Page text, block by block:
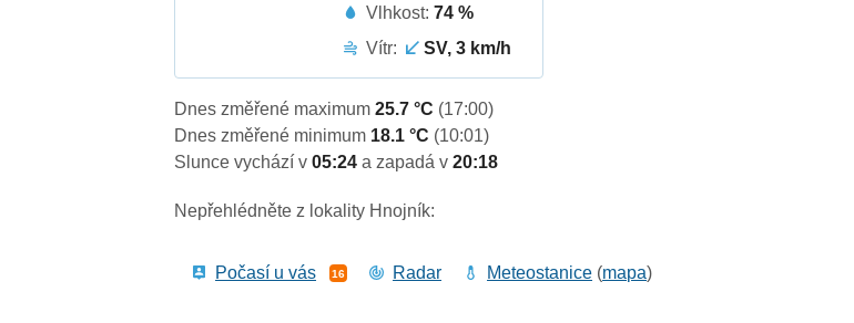
Vlhkost:74 %
Vítr:
SV, 3 km/h
Dnes změřené maximum25.7 °C (17:00)
Dnes změřené minimum 18.1 °C (10:01)
Slunce vychází v05:24a zapadá v20:18
Nepřehlédněte z lokality Hnojník:
Počasí u vás 16 Radar Meteostanice (mapa)